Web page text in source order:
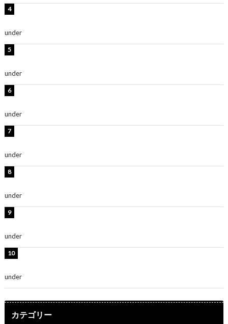
under
under
under
under
under
under
under
カテゴリー